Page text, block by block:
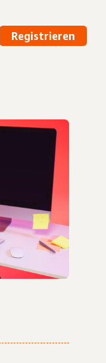
Registrieren